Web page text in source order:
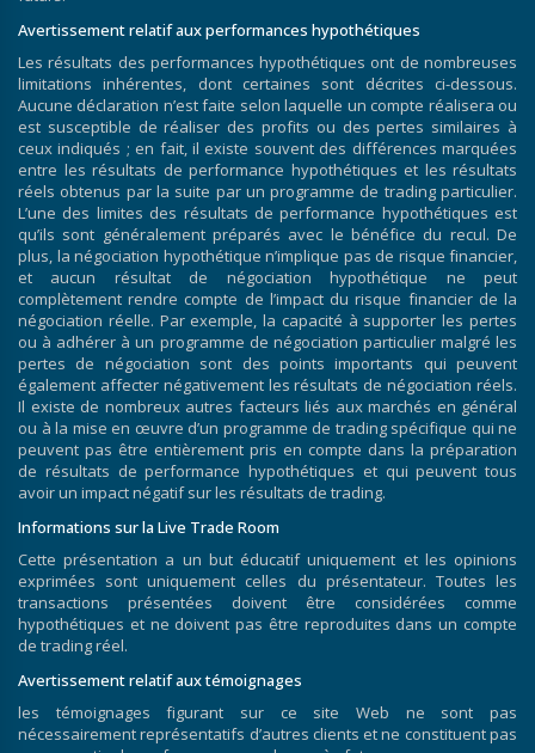
Avertissement relatif aux performances hypothétiques
Les résultats des performances hypothétiques ont de nombreuses
limitations inhérentes, dont certaines sont décrites ci-dessous.
Aucune déclaration n’est faite selon laquelle un compte réalisera ou
est susceptible de réaliser des profits ou des pertes similaires à
ceux indiqués ; en fait, il existe souvent des différences marquées
entre les résultats de performance hypothétiques et les résultats
réels obtenus par la suite par un programme de trading particulier.
L’une des limites des résultats de performance hypothétiques est
qu’ils sont généralement préparés avec le bénéfice du recul. De
plus, la négociation hypothétique n’implique pas de risque financier,
et aucun résultat de négociation hypothétique ne peut
complètement rendre compte de l’impact du risque financier de la
négociation réelle. Par exemple, la capacité à supporter les pertes
ou à adhérer à un programme de négociation particulier malgré les
pertes de négociation sont des points importants qui peuvent
également affecter négativement les résultats de négociation réels.
Il existe de nombreux autres facteurs liés aux marchés en général
ou à la mise en œuvre d’un programme de trading spécifique qui ne
peuvent pas être entièrement pris en compte dans la préparation
de résultats de performance hypothétiques et qui peuvent tous
avoir un impact négatif sur les résultats de trading.
Informations sur la Live Trade Room
Cette présentation a un but éducatif uniquement et les opinions
exprimées sont uniquement celles du présentateur. Toutes les
transactions présentées doivent être considérées comme
hypothétiques et ne doivent pas être reproduites dans un compte
de trading réel.
Avertissement relatif aux témoignages
les témoignages figurant sur ce site Web ne sont pas
nécessairement représentatifs d’autres clients et ne constituent pas